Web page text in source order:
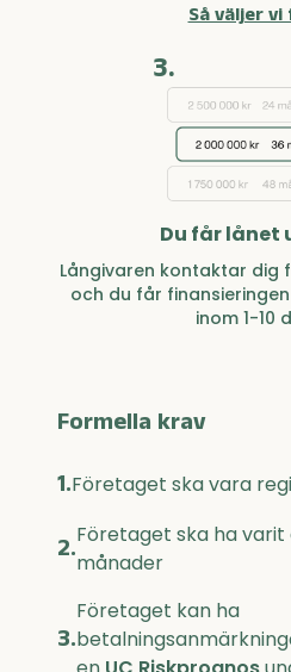
Så väljer
3.
Du får lånet
Långivaren kontaktar
och du får
inom 1-10
Formella krav
1.Företaget ska vara
2.Företaget ska ha
månader
3.
Företaget kan ha